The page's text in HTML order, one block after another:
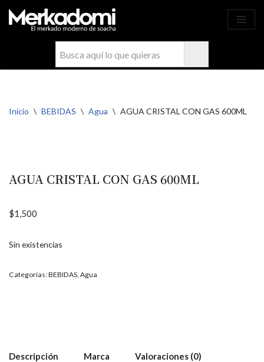
Saltar
Inicio \ BEBIDAS \ Agua \ AGUA CRISTAL CON GAS 600ML
AGUA CRISTAL CON GAS 600ML
$1,500
Sin existencias
Categorías:BEBIDAS, Agua
Descripción Marca Valoraciones (0)
Ahora compra fácil y rápido por
WhatsApp en Soacha